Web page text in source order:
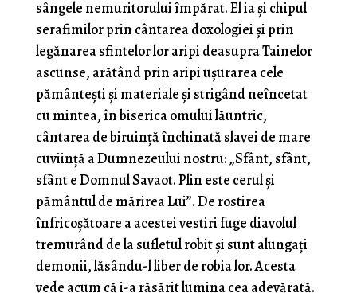
sângele nemuritorului împărat. El ia şi chipul
serafimilor prin cântarea doxologiei şi prin
legănarea sfintelor lor aripi deasupra Tainelor
ascunse, arătând prin aripi uşurarea cele
pământeşti şi materiale şi strigând neîncetat
cu mintea, în biserica omului lăuntric,
cântarea de biruinţă închinată slavei de mare
cuviinţă a Dumnezeului nostru: „Sfânt, sfânt,
sfânt e Domnul Savaot. Plin este cerul şi
pământul de mărirea Lui”. De rostirea
înfricoşătoare a acestei vestiri fuge diavolul
tremurând de la sufletul robit şi sunt alungaţi
demonii, lăsându-l liber de robia lor. Acesta
vede acum că i-a răsărit lumina cea adevărată.